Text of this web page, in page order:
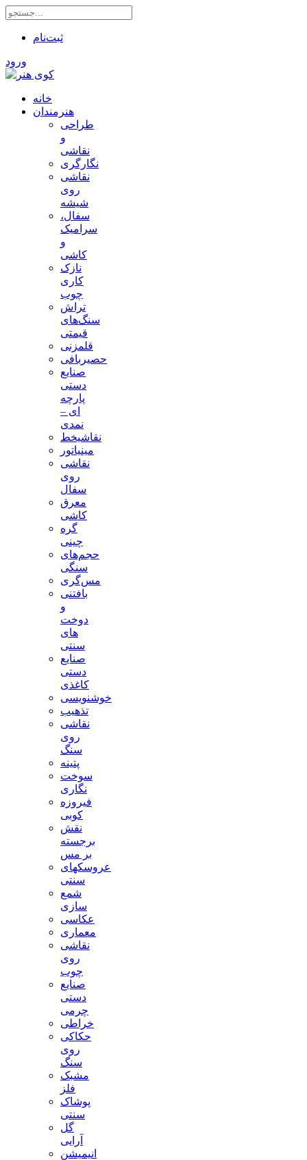
ثبت‌نام
ورود
خانه
هنرمندان
طراحی
و
نقاشی
نگارگری
نقاشی
روی
شیشه
سفال،
سرامیک
و
کاشی
نازک
کاری
چوب
تراش
سنگ‌های
قیمتی
قلمزنی
حصیربافی
صنایع
دستی
پارچه
ای –
نمدی
نقاشیخط
مینیاتور
نقاشی
روی
سفال
معرق
کاشی
گره
چینی
حجم‌های
سنگی
مس‌گری
بافتنی‌
و
دوخت
های
سنتی
صنایع
دستی
کاغذی
خوشنویسی
تذهیب
نقاشی
روی
سنگ
پتینه
سوخت
نگاری
فیروزه
کوبی
نقش
برجسته
بر مس
عروسکهای
سنتی
شمع
سازی
عکاسی
معماری
نقاشی
روی
چوب
صنایع
دستی
چرمی
خراطی
حکاکی
روی
سنگ
مشبک
فلز
پوشاک
سنتی
گل
آرایی
انیمیشن